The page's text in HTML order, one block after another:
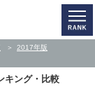
2017年版
キング・比較